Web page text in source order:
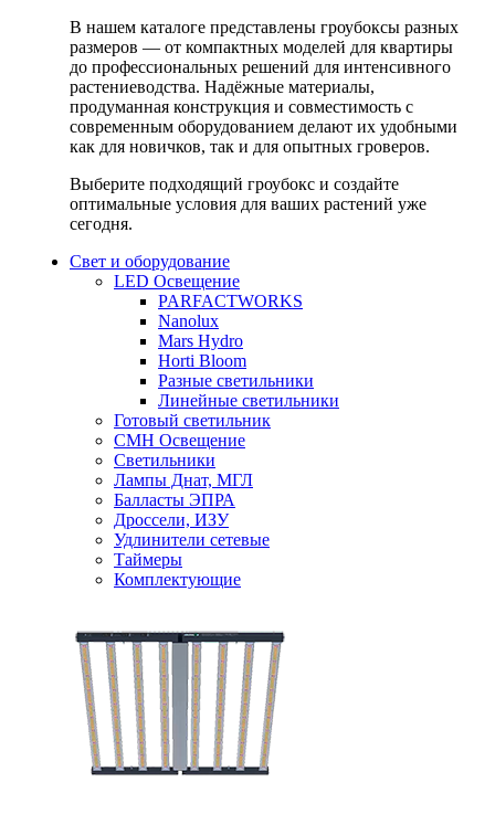
В нашем каталоге представлены гроубоксы разных
размеров — от компактных моделей для квартиры
до профессиональных решений для интенсивного
растениеводства. Надёжные материалы,
продуманная конструкция и совместимость с
современным оборудованием делают их удобными
как для новичков, так и для опытных гроверов.
Выберите подходящий гроубокс и создайте
оптимальные условия для ваших растений уже
сегодня.
Свет и оборудование
LED Освещение
PARFACTWORKS
Nanolux
Mars Hydro
Horti Bloom
Разные светильники
Линейные светильники
Готовый светильник
CMH Освещение
Светильники
Лампы Днат, МГЛ
Балласты ЭПРА
Дроссели, ИЗУ
Удлинители сетевые
Таймеры
Комплектующие